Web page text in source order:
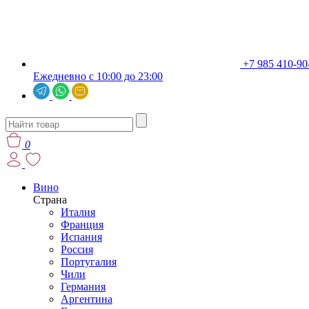
+7 985 410-
Ежедневно с 10:00 до 23:00
0
Вино
Страна
Италия
Франция
Испания
Россия
Португалия
Чили
Германия
Аргентина